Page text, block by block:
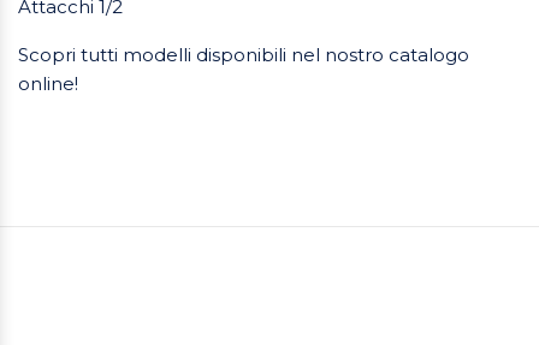
Attacchi 1/2
Scopri tutti modelli disponibili nel nostro catalogo
online!